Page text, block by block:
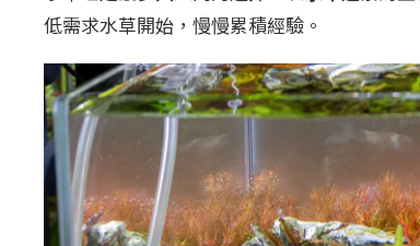
低需求水草開始，慢慢累積經驗。